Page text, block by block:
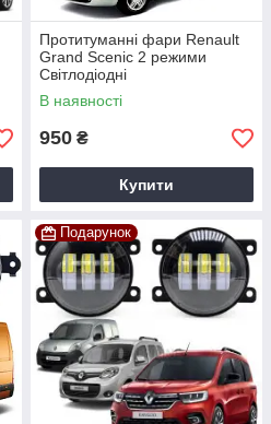
Протитуманні фари Renault
Grand Scenic 2 режими
Світлодіодні
В наявності
950 ₴
Купити
Подарунок